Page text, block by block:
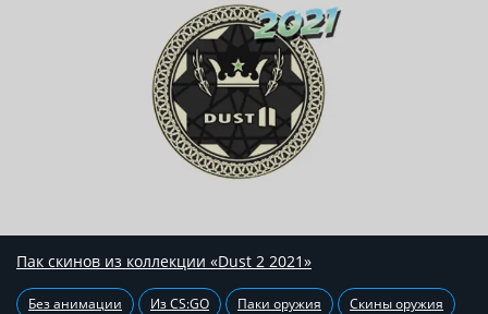
Пак скинов из коллекции «Dust 2 2021»
Без анимации Из CS:GO Паки оружия Скины оружия